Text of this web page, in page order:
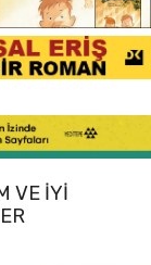
VE İYI